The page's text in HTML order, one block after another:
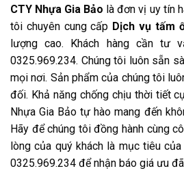
CTY Nhựa Gia Bảo là đơn vị uy tín
tôi chuyên cung cấp Dịch vụ tấm
lượng cao. Khách hàng cần tư
0325.969.234. Chúng tôi luôn sẵn
mọi nơi. Sản phẩm của chúng tôi
đối. Khả năng chống chịu thời tiết
Nhựa Gia Bảo tự hào mang đến
Hãy để chúng tôi đồng hành cùng
lòng của quý khách là mục tiêu
0325.969.234 để nhận báo giá ưu